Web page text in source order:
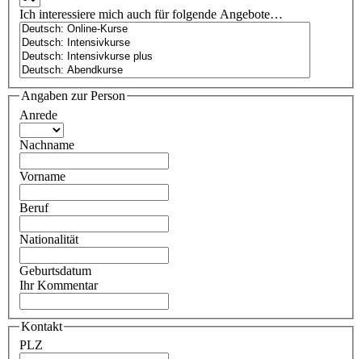
Ich interessiere mich auch für folgende Angebote…
Angaben zur Person
Anrede
Nachname
Vorname
Beruf
Nationalität
Geburtsdatum
Ihr Kommentar
Kontakt
PLZ